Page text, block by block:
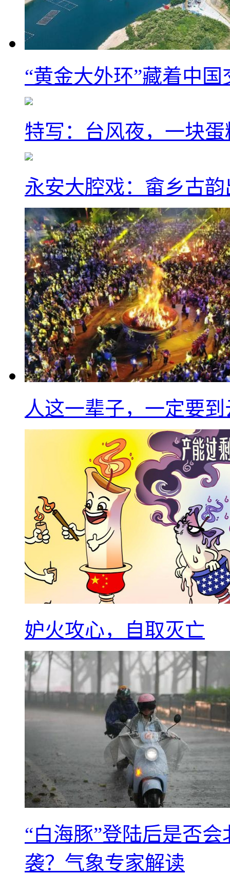
“黄金大外环”藏着中
特写：台风夜，一块
永安大腔戏：畲乡古
人这一辈子，一定要
妒火攻心，自取灭亡
“白海豚”登陆后是否
袭？气象专家解读